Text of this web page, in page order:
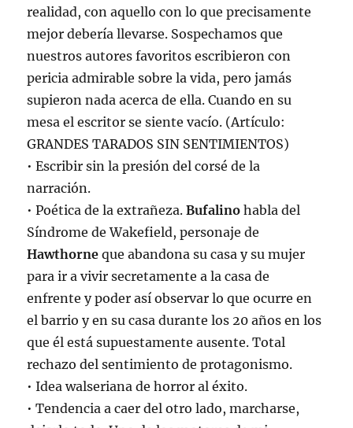
realidad, con aquello con lo que precisamente
mejor debería llevarse. Sospechamos que
nuestros autores favoritos escribieron con
pericia admirable sobre la vida, pero jamás
supieron nada acerca de ella. Cuando en su
mesa el escritor se siente vacío. (Artículo:
GRANDES TARADOS SIN SENTIMIENTOS)
• Escribir sin la presión del corsé de la
narración.
• Poética de la extrañeza.Bufalino habla del
Síndrome de Wakefield, personaje de
Hawthorne que abandona su casa y su mujer
para ir a vivir secretamente a la casa de
enfrente y poder así observar lo que ocurre en
el barrio y en su casa durante los 20 años en los
que él está supuestamente ausente. Total
rechazo del sentimiento de protagonismo.
• Idea walseriana de horror al éxito.
• Tendencia a caer del otro lado, marcharse,